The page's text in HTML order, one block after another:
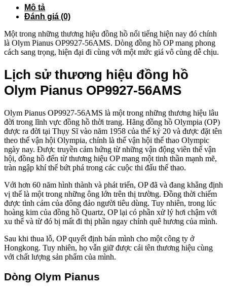
Mô tả
Đánh giá (0)
Một trong những thương hiệu đồng hồ nổi tiếng hiện nay đó chính
là Olym Pianus OP9927-56AMS. Dòng đồng hồ OP mang phong
cách sang trọng, hiện đại đi cùng với một mức giá vô cùng dễ chịu.
Lịch sử thương hiệu đồng hồ
Olym Pianus OP9927-56AMS
Olym Pianus OP9927-56AMS là một trong những thương hiệu lâu
đời trong lĩnh vực đồng hồ thời trang. Hãng đồng hồ Olympia (OP)
được ra đời tại Thụy Sĩ vào năm 1958 của thế kỷ 20 và được đặt tên
theo thế vận hội Olympia, chính là thế vận hội thể thao Olympic
ngày nay. Được truyền cảm hứng từ những vận động viên thế vận
hội, đồng hồ đến từ thương hiệu OP mang một tinh thần mạnh mẽ,
tràn ngập khí thế bứt phá trong các cuộc thi đấu thể thao.
Với hơn 60 năm hình thành và phát triển, OP đã và đang khẳng định
vị thế là một trong những ông lớn trên thị trường. Đồng thời chiếm
được tình cảm của đông đảo người tiêu dùng. Tuy nhiên, trong lúc
hoàng kim của đồng hồ Quartz, OP lại có phần xử lý hơi chậm với
xu thế và từ đó bị mất đi thị phần ngay chính quê hương của mình.
Sau khi thua lỗ, OP quyết định bán mình cho một công ty ở
Hongkong. Tuy nhiên, họ vẫn giữ được cái tên thương hiệu cùng
với chất lượng sản phẩm của mình.
Dòng Olym Pianus